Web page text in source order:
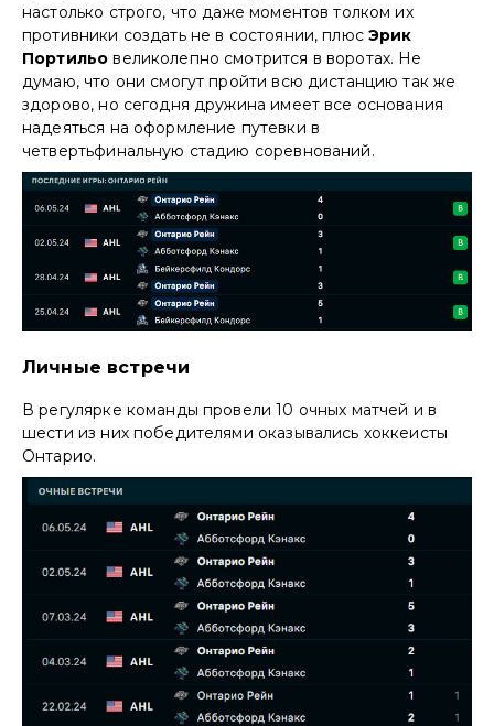
настолько строго, что даже моментов толком их
противники создать не в состоянии, плюсЭрик
Портильо великолепно смотрится в воротах. Не
думаю, что они смогут пройти всю дистанцию так же
здорово, но сегодня дружина имеет все основания
надеяться на оформление путевки в
четвертьфинальную стадию соревнований.
Личные встречи
В регулярке команды провели 10 очных матчей и в
шести из них победителями оказывались хоккеисты
Онтарио.